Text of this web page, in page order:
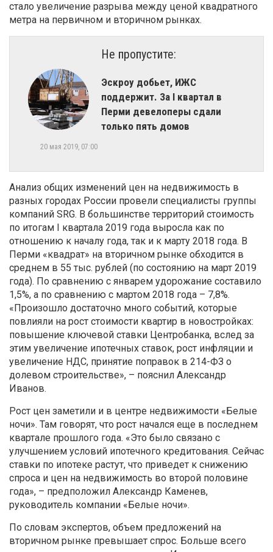
стало увеличение разрыва между ценой квадратного
метра на первичном и вторичном рынках.
Не пропустите:
​Эскроу добьет, ИЖС
поддержит. За I квартал в
Перми девелоперы сдали
только пять домов
20 мая 2019, 07:00
Анализ общих изменений цен на недвижимость в
разных городах России провели специалисты группы
компаний SRG. В большинстве территорий стоимость
по итогам I квартала 2019 года выросла как по
отношению к началу года, так и к марту 2018 года. В
Перми «квадрат» на вторичном рынке обходится в
среднем в 55 тыс. рублей (по состоянию на март 2019
года). По сравнению с январем удорожание составило
1,5%, а по сравнению с мартом 2018 года – 7,8%.
«Произошло достаточно много событий, которые
повлияли на рост стоимости квартир в новостройках:
повышение ключевой ставки Центробанка, вслед за
этим увеличение ипотечных ставок, рост инфляции и
увеличение НДС, принятие поправок в 214-ФЗ о
долевом строительстве», – пояснил Александр
Иванов.
Рост цен заметили и в центре недвижимости «Белые
ночи». Там говорят, что рост начался еще в последнем
квартале прошлого года. «Это было связано с
улучшением условий ипотечного кредитования. Сейчас
ставки по ипотеке растут, что приведет к снижению
спроса и цен на недвижимость во второй половине
года», – предположил Александр Каменев,
руководитель компании «Белые ночи».
По словам экспертов, объем предложений на
вторичном рынке превышает спрос. Больше всего